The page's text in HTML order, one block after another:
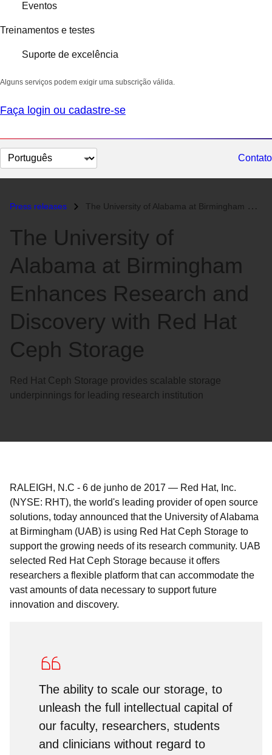
Eventos
Treinamentos e testes
Suporte de excelência
Alguns serviços podem exigir uma subscrição válida.
Faça login ou cadastre-se
Selecionar
idioma
Contato
Press releases The University of Alabama at Birmingham Enhances Research and Discover...
The University of
Alabama at Birmingham
Enhances Research and
Discovery with Red Hat
Ceph Storage
Red Hat Ceph Storage provides scalable storage
underpinnings for leading research institution
RALEIGH, N.C - 6 de junho de 2017 — Red Hat, Inc.
(NYSE: RHT), the world's leading provider of open source
solutions, today announced that the University of Alabama
at Birmingham (UAB) is using Red Hat Ceph Storage to
support the growing needs of its research community. UAB
selected Red Hat Ceph Storage because it offers
researchers a flexible platform that can accommodate the
vast amounts of data necessary to support future
innovation and discovery.
The ability to scale our storage, to
unleash the full intellectual capital of
our faculty, researchers, students
and clinicians without regard to